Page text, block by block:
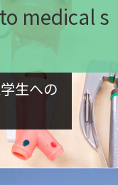
medical s
生への